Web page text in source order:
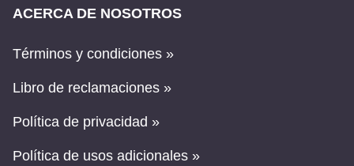
ACERCA DE NOSOTROS
Términos y condiciones »
Libro de reclamaciones »
Política de privacidad »
Política de usos adicionales »